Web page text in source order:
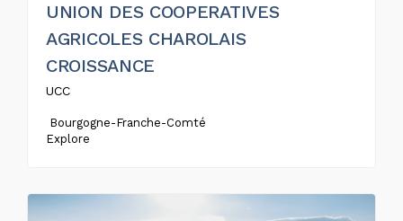
UNION DES COOPERATIVES
AGRICOLES CHAROLAIS
CROISSANCE
UCC
Bourgogne-Franche-Comté
Explore